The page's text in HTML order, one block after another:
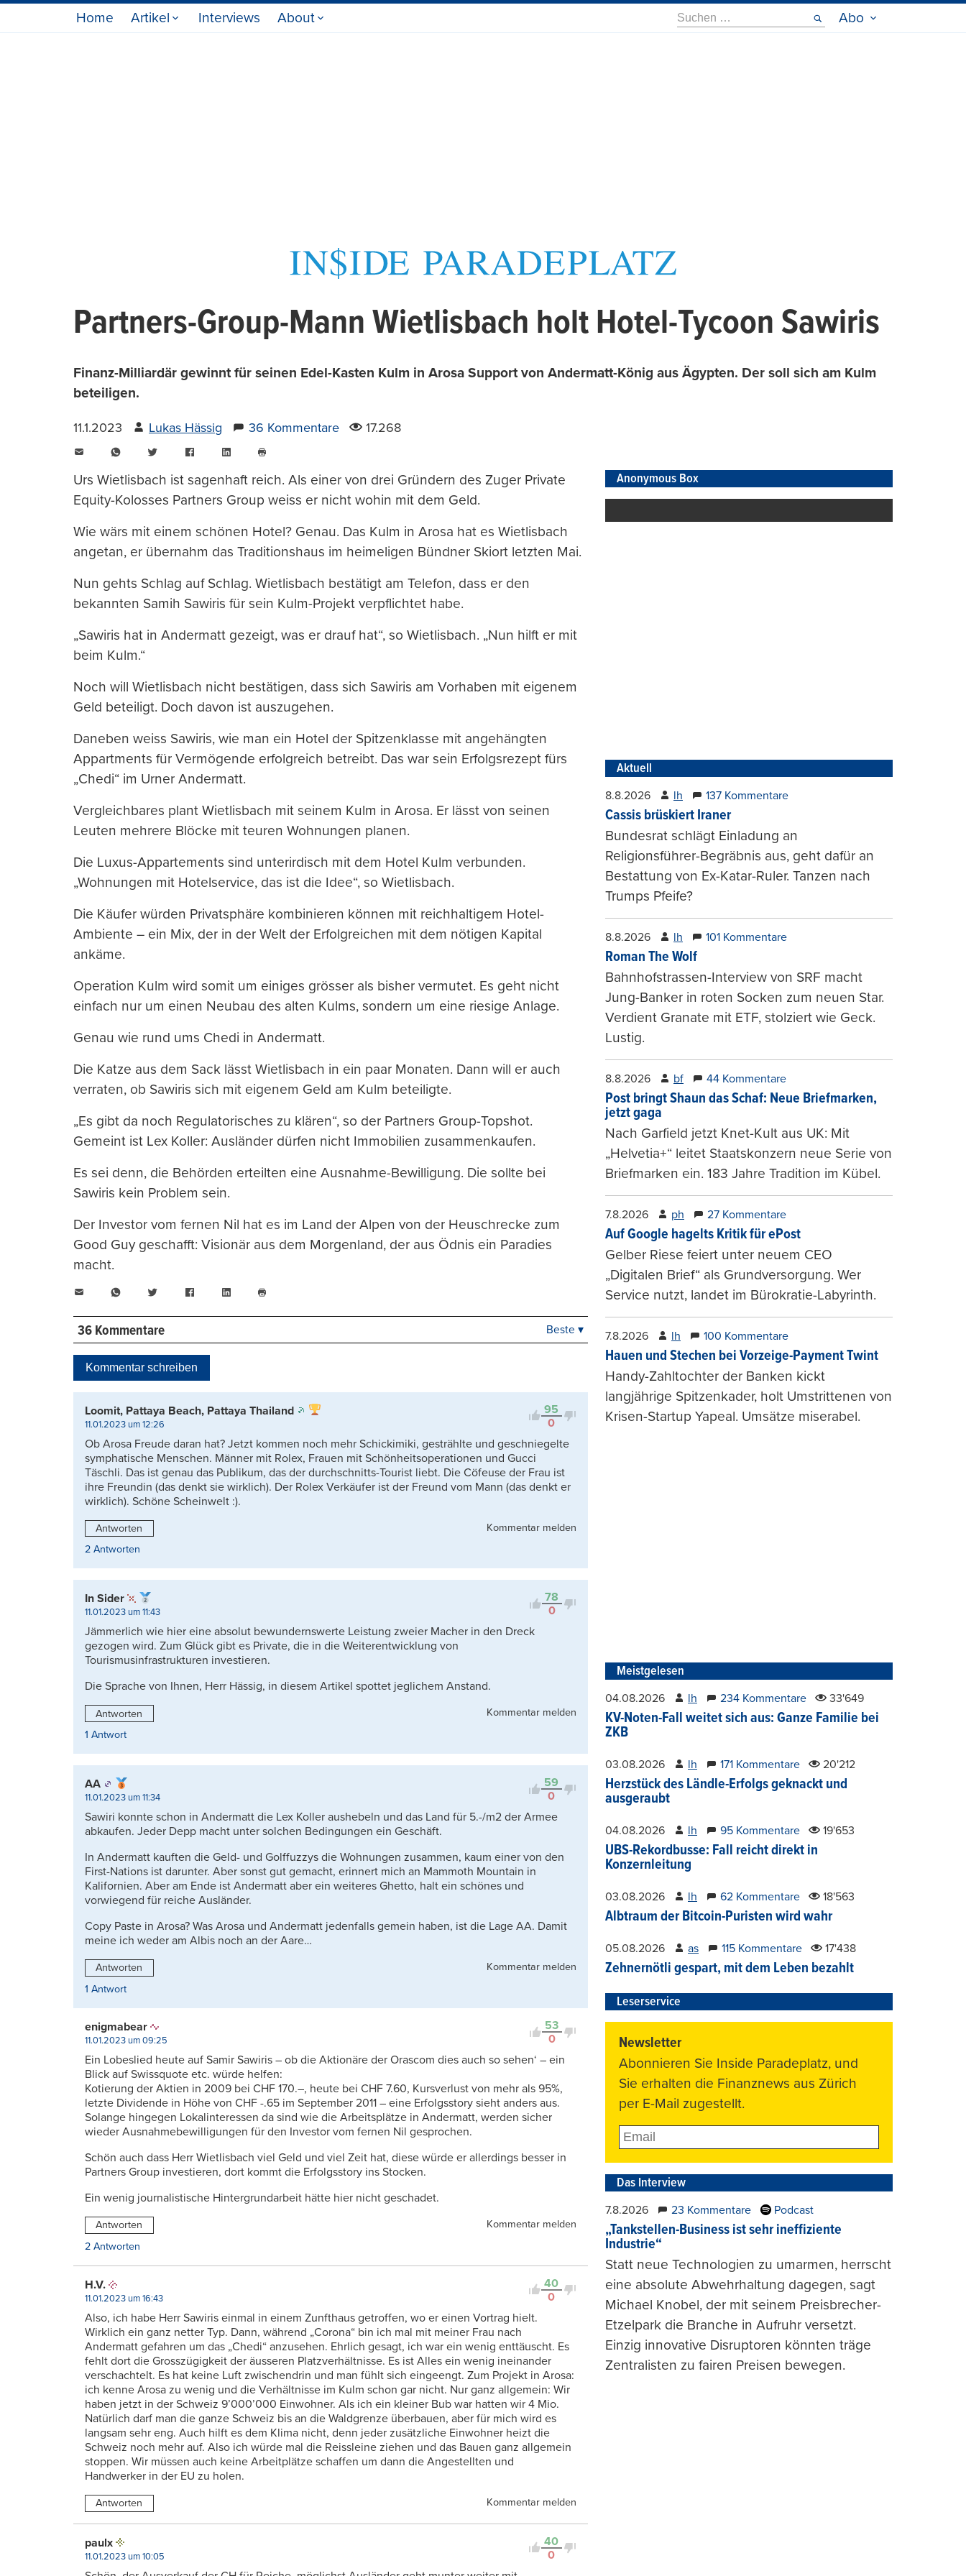
Home Artikel Interviews About
Suche
nach:
Abo
Partners-Group-Mann Wietlisbach holt Hotel-Tycoon Sawiris
Finanz-Milliardär gewinnt für seinen Edel-Kasten Kulm in Arosa Support von Andermatt-König aus Ägypten. Der soll sich am Kulm
beteiligen.
11.1.2023 Lukas Hässig 36 Kommentare 17.268
WhatsAppTwitter FacebookLinkedIn
drucken
Urs Wietlisbach ist sagenhaft reich. Als einer von drei Gründern des Zuger Private
Equity-Kolosses Partners Group weiss er nicht wohin mit dem Geld.
Wie wärs mit einem schönen Hotel? Genau. Das Kulm in Arosa hat es Wietlisbach
angetan, er übernahm das Traditionshaus im heimeligen Bündner Skiort letzten Mai.
Nun gehts Schlag auf Schlag. Wietlisbach bestätigt am Telefon, dass er den
bekannten Samih Sawiris für sein Kulm-Projekt verpflichtet habe.
„Sawiris hat in Andermatt gezeigt, was er drauf hat“, so Wietlisbach. „Nun hilft er mit
beim Kulm.“
Noch will Wietlisbach nicht bestätigen, dass sich Sawiris am Vorhaben mit eigenem
Geld beteiligt. Doch davon ist auszugehen.
Daneben weiss Sawiris, wie man ein Hotel der Spitzenklasse mit angehängten
Appartments für Vermögende erfolgreich betreibt. Das war sein Erfolgsrezept fürs
„Chedi“ im Urner Andermatt.
Vergleichbares plant Wietlisbach mit seinem Kulm in Arosa. Er lässt von seinen
Leuten mehrere Blöcke mit teuren Wohnungen planen.
Die Luxus-Appartements sind unterirdisch mit dem Hotel Kulm verbunden.
„Wohnungen mit Hotelservice, das ist die Idee“, so Wietlisbach.
Die Käufer würden Privatsphäre kombinieren können mit reichhaltigem Hotel-
Ambiente – ein Mix, der in der Welt der Erfolgreichen mit dem nötigen Kapital
ankäme.
Operation Kulm wird somit um einiges grösser als bisher vermutet. Es geht nicht
einfach nur um einen Neubau des alten Kulms, sondern um eine riesige Anlage.
Genau wie rund ums Chedi in Andermatt.
Die Katze aus dem Sack lässt Wietlisbach in ein paar Monaten. Dann will er auch
verraten, ob Sawiris sich mit eigenem Geld am Kulm beteiligte.
„Es gibt da noch Regulatorisches zu klären“, so der Partners Group-Topshot.
Gemeint ist Lex Koller: Ausländer dürfen nicht Immobilien zusammenkaufen.
Es sei denn, die Behörden erteilten eine Ausnahme-Bewilligung. Die sollte bei
Sawiris kein Problem sein.
Der Investor vom fernen Nil hat es im Land der Alpen von der Heuschrecke zum
Good Guy geschafft: Visionär aus dem Morgenland, der aus Ödnis ein Paradies
macht.
WhatsAppTwitter FacebookLinkedIn
drucken
36 Kommentare
Kontrovers
Beste ▾
Kommentar schreiben
95
0
Loomit, Pattaya Beach, Pattaya Thailand
11.01.2023 um 12:26
Ob Arosa Freude daran hat? Jetzt kommen noch mehr Schickimiki, gestrählte und geschniegelte
symphatische Menschen. Männer mit Rolex, Frauen mit Schönheitsoperationen und Gucci
Täschli. Das ist genau das Publikum, das der durchschnitts-Tourist liebt. Die Cöfeuse der Frau ist
ihre Freundin (das denkt sie wirklich). Der Rolex Verkäufer ist der Freund vom Mann (das denkt er
wirklich). Schöne Scheinwelt :).
Antworten
Kommentar melden
2 Antworten
78
0
In Sider
11.01.2023 um 11:43
Jämmerlich wie hier eine absolut bewundernswerte Leistung zweier Macher in den Dreck
gezogen wird. Zum Glück gibt es Private, die in die Weiterentwicklung von
Tourismusinfrastrukturen investieren.
Die Sprache von Ihnen, Herr Hässig, in diesem Artikel spottet jeglichem Anstand.
Antworten
Kommentar melden
1 Antwort
59
0
AA
11.01.2023 um 11:34
Sawiri konnte schon in Andermatt die Lex Koller aushebeln und das Land für 5.-/m2 der Armee
abkaufen. Jeder Depp macht unter solchen Bedingungen ein Geschäft.
In Andermatt kauften die Geld- und Golffuzzys die Wohnungen zusammen, kaum einer von den
First-Nations ist darunter. Aber sonst gut gemacht, erinnert mich an Mammoth Mountain in
Kalifornien. Aber am Ende ist Andermatt aber ein weiteres Ghetto, halt ein schönes und
vorwiegend für reiche Ausländer.
Copy Paste in Arosa? Was Arosa und Andermatt jedenfalls gemein haben, ist die Lage AA. Damit
meine ich weder am Albis noch an der Aare…
Antworten
Kommentar melden
1 Antwort
53
0
enigmabear
11.01.2023 um 09:25
Ein Lobeslied heute auf Samir Sawiris – ob die Aktionäre der Orascom dies auch so sehen‘ – ein
Blick auf Swissquote etc. würde helfen:
Kotierung der Aktien in 2009 bei CHF 170.–, heute bei CHF 7.60, Kursverlust von mehr als 95%,
letzte Dividende in Höhe von CHF -.65 im September 2011 – eine Erfolgsstory sieht anders aus.
Solange hingegen Lokalinteressen da sind wie die Arbeitsplätze in Andermatt, werden sicher
wieder Ausnahmebewilligungen für den Investor vom fernen Nil gesprochen.
Schön auch dass Herr Wietlisbach viel Geld und viel Zeit hat, diese würde er allerdings besser in
Partners Group investieren, dort kommt die Erfolgsstory ins Stocken.
Ein wenig journalistische Hintergrundarbeit hätte hier nicht geschadet.
Antworten
Kommentar melden
2 Antworten
40
0
H.V.
11.01.2023 um 16:43
Also, ich habe Herr Sawiris einmal in einem Zunfthaus getroffen, wo er einen Vortrag hielt.
Wirklich ein ganz netter Typ. Dann, während „Corona“ bin ich mal mit meiner Frau nach
Andermatt gefahren um das „Chedi“ anzusehen. Ehrlich gesagt, ich war ein wenig enttäuscht. Es
fehlt dort die Grosszügigkeit der äusseren Platzverhältnisse. Es ist Alles ein wenig ineinander
verschachtelt. Es hat keine Luft zwischendrin und man fühlt sich eingeengt. Zum Projekt in Arosa:
ich kenne Arosa zu wenig und die Verhältnisse im Kulm schon gar nicht. Nur ganz allgemein: Wir
haben jetzt in der Schweiz 9’000’000 Einwohner. Als ich ein kleiner Bub war hatten wir 4 Mio.
Natürlich darf man die ganze Schweiz bis an die Waldgrenze überbauen, aber für mich wird es
langsam sehr eng. Auch hilft es dem Klima nicht, denn jeder zusätzliche Einwohner heizt die
Schweiz noch mehr auf. Also ich würde mal die Reissleine ziehen und das Bauen ganz allgemein
stoppen. Wir müssen auch keine Arbeitplätze schaffen um dann die Angestellten und
Handwerker in der EU zu holen.
Antworten Kommentar melden
40
0
paulx
11.01.2023 um 10:05
Anonymous Box
Aktuell
8.8.2026 lh 137 Kommentare
Cassis brüskiert Iraner
Bundesrat schlägt Einladung an
Religionsführer-Begräbnis aus, geht dafür an
Bestattung von Ex-Katar-Ruler. Tanzen nach
Trumps Pfeife?
8.8.2026 lh 101 Kommentare
Roman The Wolf
Bahnhofstrassen-Interview von SRF macht
Jung-Banker in roten Socken zum neuen Star.
Verdient Granate mit ETF, stolziert wie Geck.
Lustig.
8.8.2026 bf 44 Kommentare
Post bringt Shaun das Schaf: Neue Briefmarken,
jetzt gaga
Nach Garfield jetzt Knet-Kult aus UK: Mit
„Helvetia+“ leitet Staatskonzern neue Serie von
Briefmarken ein. 183 Jahre Tradition im Kübel.
7.8.2026 ph 27 Kommentare
Auf Google hagelts Kritik für ePost
Gelber Riese feiert unter neuem CEO
„Digitalen Brief“ als Grundversorgung. Wer
Service nutzt, landet im Bürokratie-Labyrinth.
7.8.2026 lh 100 Kommentare
Hauen und Stechen bei Vorzeige-Payment Twint
Handy-Zahltochter der Banken kickt
langjährige Spitzenkader, holt Umstrittenen von
Krisen-Startup Yapeal. Umsätze miserabel.
Meistgelesen
04.08.2026 lh 234 Kommentare 33'649
KV-Noten-Fall weitet sich aus: Ganze Familie bei
ZKB
03.08.2026 lh 171 Kommentare 20'212
Herzstück des Ländle-Erfolgs geknackt und
ausgeraubt
04.08.2026 lh 95 Kommentare 19'653
UBS-Rekordbusse: Fall reicht direkt in
Konzernleitung
03.08.2026 lh 62 Kommentare 18'563
Albtraum der Bitcoin-Puristen wird wahr
05.08.2026 as 115 Kommentare 17'438
Zehnernötli gespart, mit dem Leben bezahlt
Leserservice
Newsletter
Abonnieren Sie Inside Paradeplatz, und
Sie erhalten die Finanznews aus Zürich
per E-Mail zugestellt.
Das Interview
7.8.2026 23 Kommentare Podcast
„Tankstellen-Business ist sehr ineffiziente
Industrie“
Statt neue Technologien zu umarmen, herrscht
eine absolute Abwehrhaltung dagegen, sagt
Michael Knobel, der mit seinem Preisbrecher-
Etzelpark die Branche in Aufruhr versetzt.
Einzig innovative Disruptoren könnten träge
Zentralisten zu fairen Preisen bewegen.